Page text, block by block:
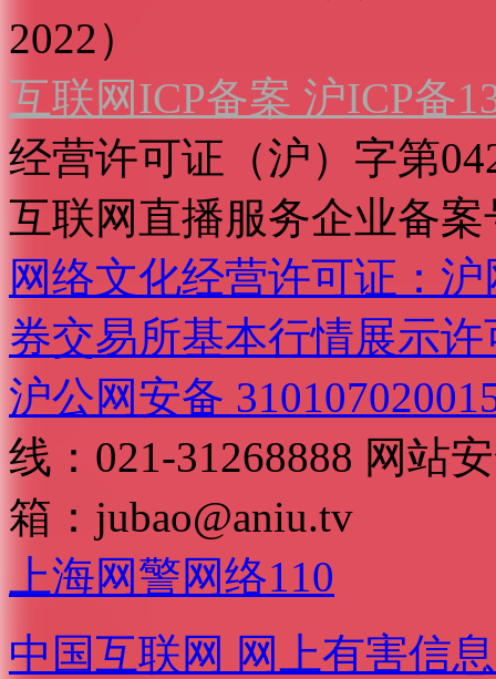
2022）
互联网ICP备案 沪ICP备
经营许可证（沪）字第
互联网直播服务企业备案
网络文化经营许可证：
券交易所基本行情展示许
沪公网安备
线：021-31268888 网站
箱： jubao@aniu.tv
上海网警网络110
中国互联网 网上有害信